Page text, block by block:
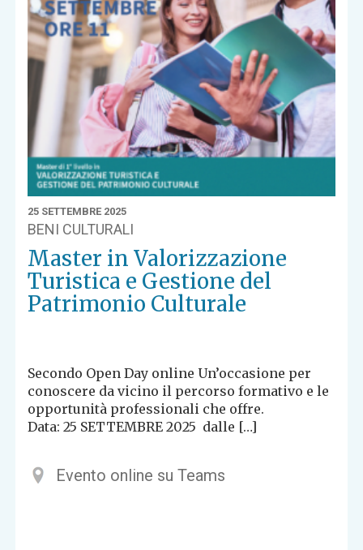
25 SETTEMBRE 2025
BENI CULTURALI
Master in Valorizzazione
Turistica e Gestione del
Patrimonio Culturale
Secondo Open Day online Un’occasione per
conoscere da vicino il percorso formativo e le
opportunità professionali che offre.
Data: 25 SETTEMBRE 2025 dalle […]
Evento online su Teams